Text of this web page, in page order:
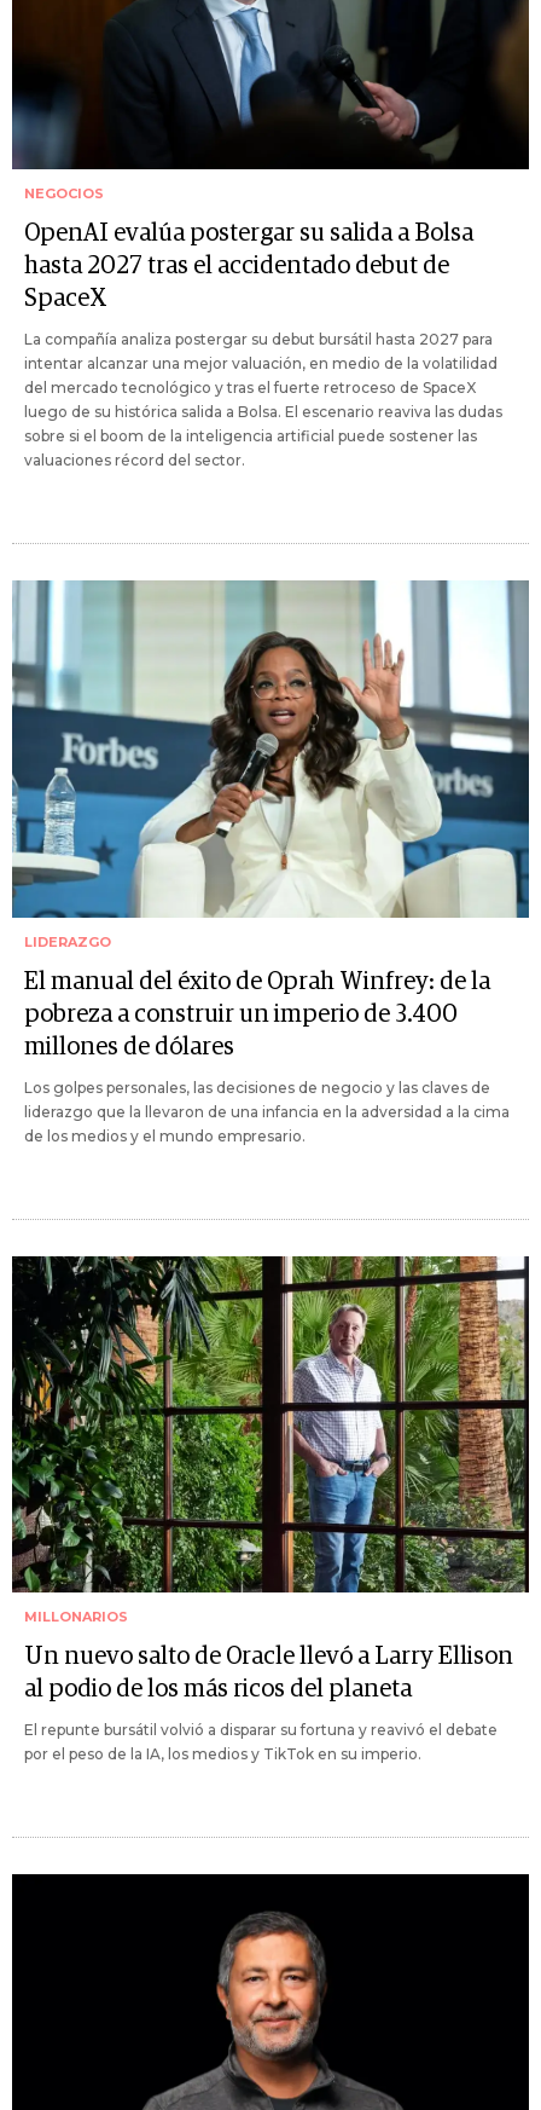
NEGOCIOS
OpenAI evalúa postergar su salida a Bolsa
hasta 2027 tras el accidentado debut de
SpaceX
La compañía analiza postergar su debut bursátil hasta 2027 para
intentar alcanzar una mejor valuación, en medio de la volatilidad
del mercado tecnológico y tras el fuerte retroceso de SpaceX
luego de su histórica salida a Bolsa. El escenario reaviva las dudas
sobre si el boom de la inteligencia artificial puede sostener las
valuaciones récord del sector.
LIDERAZGO
El manual del éxito de Oprah Winfrey: de la
pobreza a construir un imperio de 3.400
millones de dólares
Los golpes personales, las decisiones de negocio y las claves de
liderazgo que la llevaron de una infancia en la adversidad a la cima
de los medios y el mundo empresario.
MILLONARIOS
Un nuevo salto de Oracle llevó a Larry Ellison
al podio de los más ricos del planeta
El repunte bursátil volvió a disparar su fortuna y reavivó el debate
por el peso de la IA, los medios y TikTok en su imperio.